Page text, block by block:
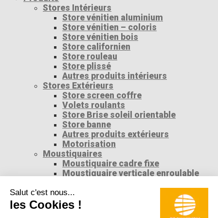
Stores Intérieurs
Store vénitien aluminium
Store vénitien – coloris
Store vénitien bois
Store californien
Store rouleau
Store plissé
Autres produits intérieurs
Stores Extérieurs
Store screen coffre
Volets roulants
Store Brise soleil orientable
Store banne
Autres produits extérieurs
Motorisation
Moustiquaires
Moustiquaire cadre fixe
Moustiquaire verticale enroulable
Moustiquaire accès libre
Moustiquaire latérale enroulable
Téléchargement